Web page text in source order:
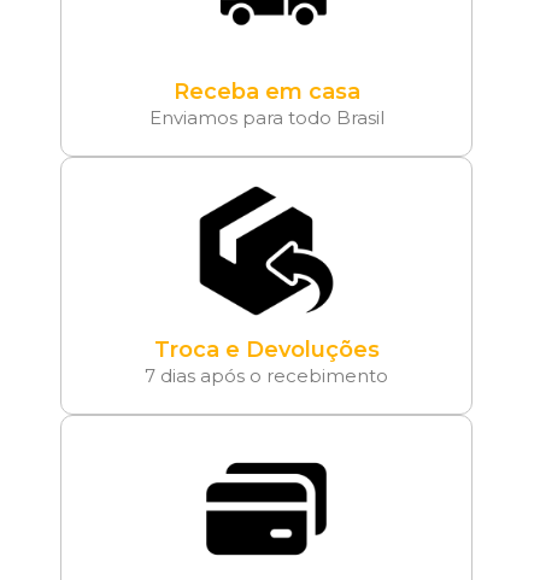
Receba em casa
Enviamos para todo Brasil
Troca e Devoluções
7 dias após o recebimento